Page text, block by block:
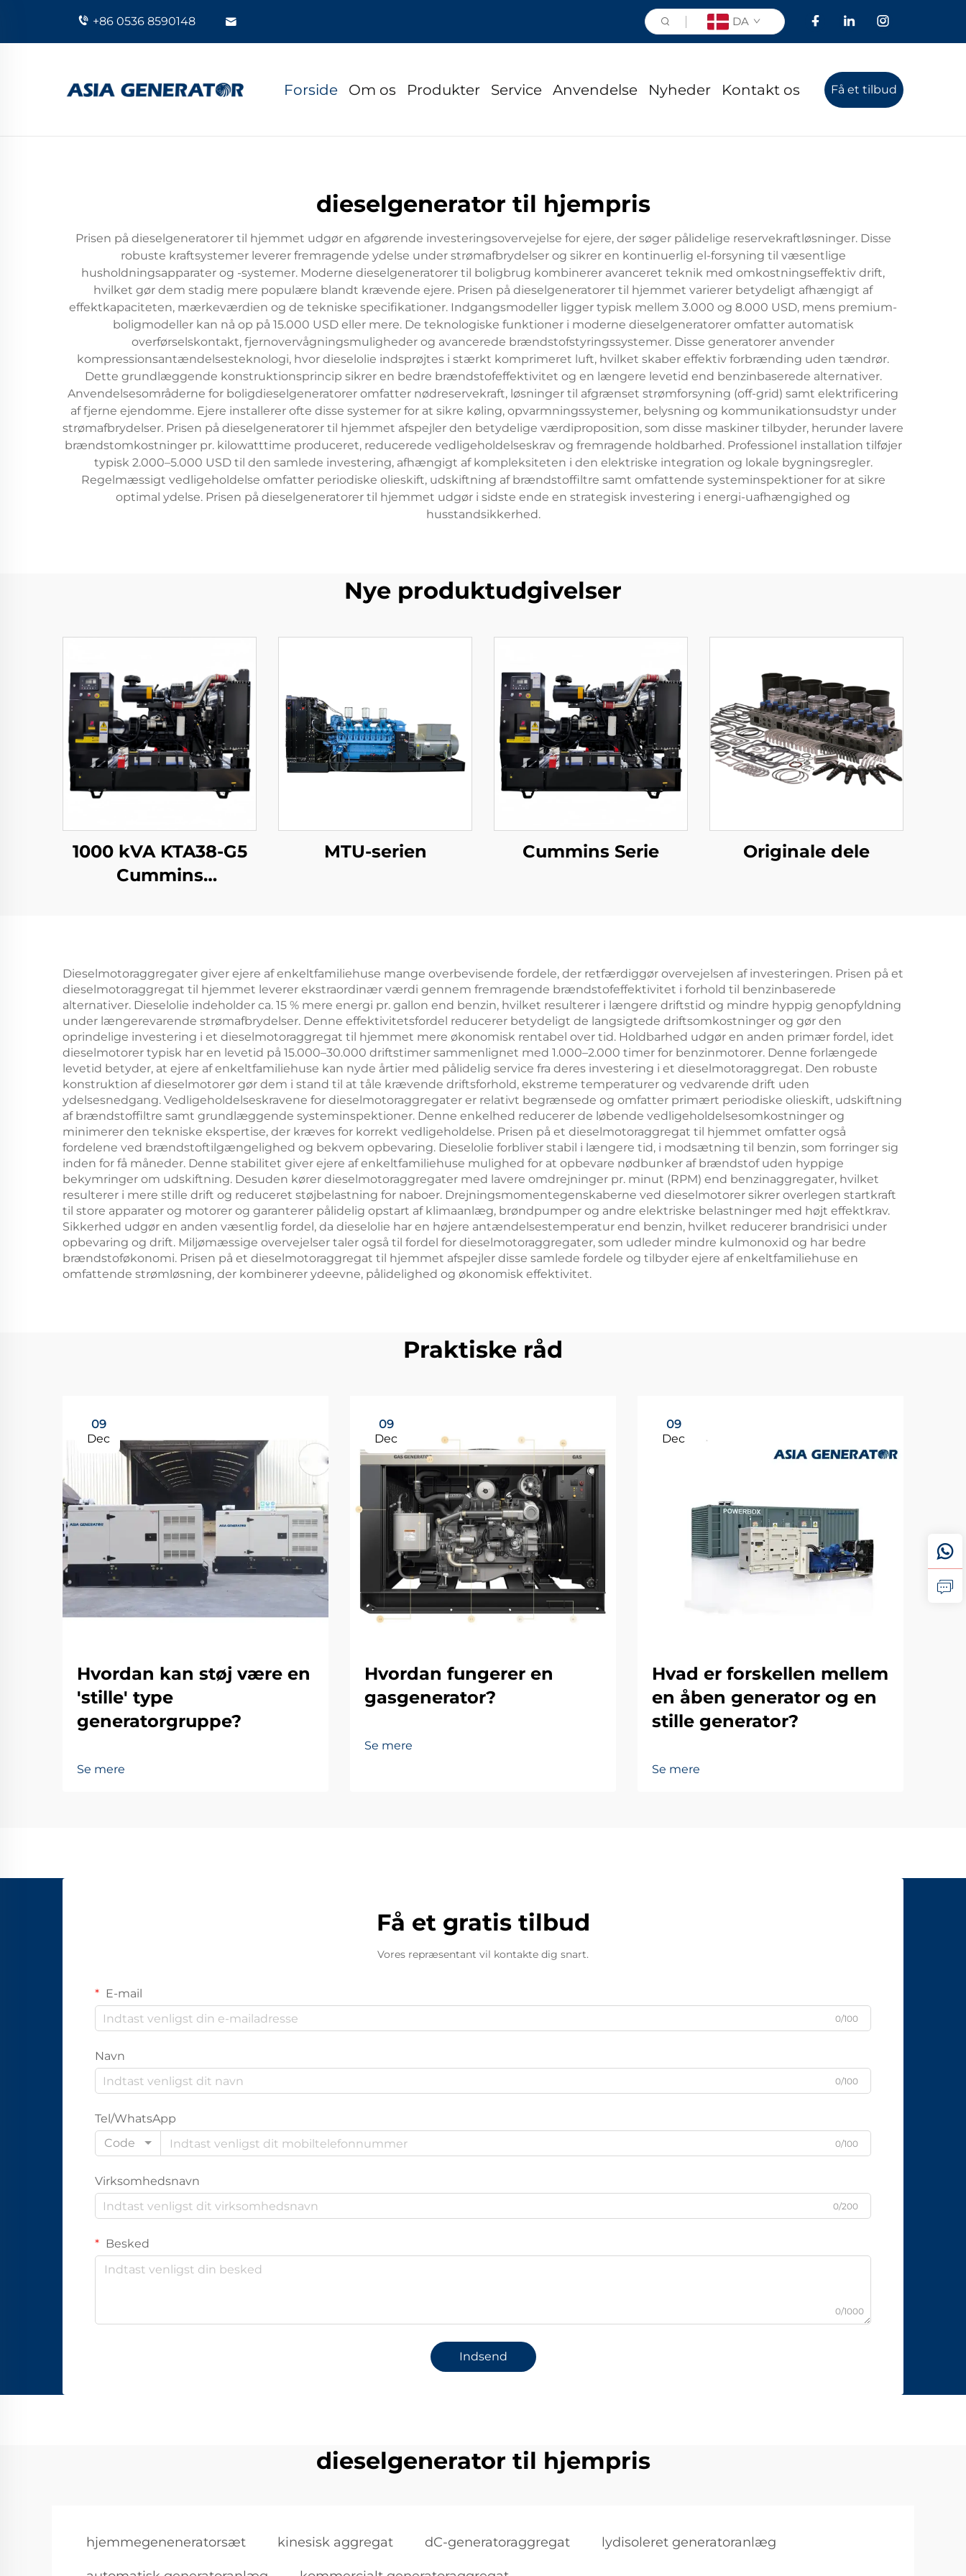
+86 0536 8590148 DA
Forside Om os Produkter Service Anvendelse Nyheder Kontakt os Få et tilbud
dieselgenerator til hjempris
Prisen på dieselgeneratorer til hjemmet udgør en afgørende investeringsovervejelse for ejere, der søger pålidelige reservekraftløsninger. Disse
robuste kraftsystemer leverer fremragende ydelse under strømafbrydelser og sikrer en kontinuerlig el-forsyning til væsentlige
husholdningsapparater og -systemer. Moderne dieselgeneratorer til boligbrug kombinerer avanceret teknik med omkostningseffektiv drift,
hvilket gør dem stadig mere populære blandt krævende ejere. Prisen på dieselgeneratorer til hjemmet varierer betydeligt afhængigt af
effektkapaciteten, mærkeværdien og de tekniske specifikationer. Indgangsmodeller ligger typisk mellem 3.000 og 8.000 USD, mens premium-
boligmodeller kan nå op på 15.000 USD eller mere. De teknologiske funktioner i moderne dieselgeneratorer omfatter automatisk
overførselskontakt, fjernovervågningsmuligheder og avancerede brændstofstyringssystemer. Disse generatorer anvender
kompressionsantændelsesteknologi, hvor dieselolie indsprøjtes i stærkt komprimeret luft, hvilket skaber effektiv forbrænding uden tændrør.
Dette grundlæggende konstruktionsprincip sikrer en bedre brændstofeffektivitet og en længere levetid end benzinbaserede alternativer.
Anvendelsesområderne for boligdieselgeneratorer omfatter nødreservekraft, løsninger til afgrænset strømforsyning (off-grid) samt elektrificering
af fjerne ejendomme. Ejere installerer ofte disse systemer for at sikre køling, opvarmningssystemer, belysning og kommunikationsudstyr under
strømafbrydelser. Prisen på dieselgeneratorer til hjemmet afspejler den betydelige værdiproposition, som disse maskiner tilbyder, herunder lavere
brændstomkostninger pr. kilowatttime produceret, reducerede vedligeholdelseskrav og fremragende holdbarhed. Professionel installation tilføjer
typisk 2.000–5.000 USD til den samlede investering, afhængigt af kompleksiteten i den elektriske integration og lokale bygningsregler.
Regelmæssigt vedligeholdelse omfatter periodiske olieskift, udskiftning af brændstoffiltre samt omfattende systeminspektioner for at sikre
optimal ydelse. Prisen på dieselgeneratorer til hjemmet udgør i sidste ende en strategisk investering i energi-uafhængighed og
husstandsikkerhed.
Nye produktudgivelser
1000 kVA KTA38-G5
Cummins
MTU-serien Cummins Serie Originale dele
Dieselmotoraggregater giver ejere af enkeltfamiliehuse mange overbevisende fordele, der retfærdiggør overvejelsen af investeringen. Prisen på et
dieselmotoraggregat til hjemmet leverer ekstraordinær værdi gennem fremragende brændstofeffektivitet i forhold til benzinbaserede
alternativer. Dieselolie indeholder ca. 15 % mere energi pr. gallon end benzin, hvilket resulterer i længere driftstid og mindre hyppig genopfyldning
under længerevarende strømafbrydelser. Denne effektivitetsfordel reducerer betydeligt de langsigtede driftsomkostninger og gør den
oprindelige investering i et dieselmotoraggregat til hjemmet mere økonomisk rentabel over tid. Holdbarhed udgør en anden primær fordel, idet
dieselmotorer typisk har en levetid på 15.000–30.000 driftstimer sammenlignet med 1.000–2.000 timer for benzinmotorer. Denne forlængede
levetid betyder, at ejere af enkeltfamiliehuse kan nyde årtier med pålidelig service fra deres investering i et dieselmotoraggregat. Den robuste
konstruktion af dieselmotorer gør dem i stand til at tåle krævende driftsforhold, ekstreme temperaturer og vedvarende drift uden
ydelsesnedgang. Vedligeholdelseskravene for dieselmotoraggregater er relativt begrænsede og omfatter primært periodiske olieskift, udskiftning
af brændstoffiltre samt grundlæggende systeminspektioner. Denne enkelhed reducerer de løbende vedligeholdelsesomkostninger og
minimerer den tekniske ekspertise, der kræves for korrekt vedligeholdelse. Prisen på et dieselmotoraggregat til hjemmet omfatter også
fordelene ved brændstoftilgængelighed og bekvem opbevaring. Dieselolie forbliver stabil i længere tid, i modsætning til benzin, som forringer sig
inden for få måneder. Denne stabilitet giver ejere af enkeltfamiliehuse mulighed for at opbevare nødbunker af brændstof uden hyppige
bekymringer om udskiftning. Desuden kører dieselmotoraggregater med lavere omdrejninger pr. minut (RPM) end benzinaggregater, hvilket
resulterer i mere stille drift og reduceret støjbelastning for naboer. Drejningsmomentegenskaberne ved dieselmotorer sikrer overlegen startkraft
til store apparater og motorer og garanterer pålidelig opstart af klimaanlæg, brøndpumper og andre elektriske belastninger med højt effektkrav.
Sikkerhed udgør en anden væsentlig fordel, da dieselolie har en højere antændelsestemperatur end benzin, hvilket reducerer brandrisici under
opbevaring og drift. Miljømæssige overvejelser taler også til fordel for dieselmotoraggregater, som udleder mindre kulmonoxid og har bedre
brændstoføkonomi. Prisen på et dieselmotoraggregat til hjemmet afspejler disse samlede fordele og tilbyder ejere af enkeltfamiliehuse en
omfattende strømløsning, der kombinerer ydeevne, pålidelighed og økonomisk effektivitet.
Praktiske råd
09
Dec
Hvordan kan støj være en
'stille' type
generatorgruppe?
Se mere
09
Dec
Hvordan fungerer en
gasgenerator?
Se mere
09
Dec
Hvad er forskellen mellem
en åben generator og en
stille generator?
Se mere
Få et gratis tilbud
Vores repræsentant vil kontakte dig snart.
E-mail
0/100
Navn
0/100
Tel/WhatsApp
Code
0/100
Virksomhedsnavn
0/200
Besked
0/1000
Indsend
dieselgenerator til hjempris
hjemmegeneneratorsæt kinesisk aggregat dC-generatoraggregat lydisoleret generatoranlæg